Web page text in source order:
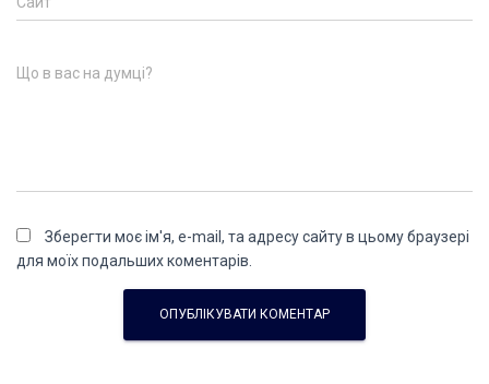
Що в вас на думці?
Зберегти моє ім'я, e-mail, та адресу сайту в цьому браузері
для моїх подальших коментарів.